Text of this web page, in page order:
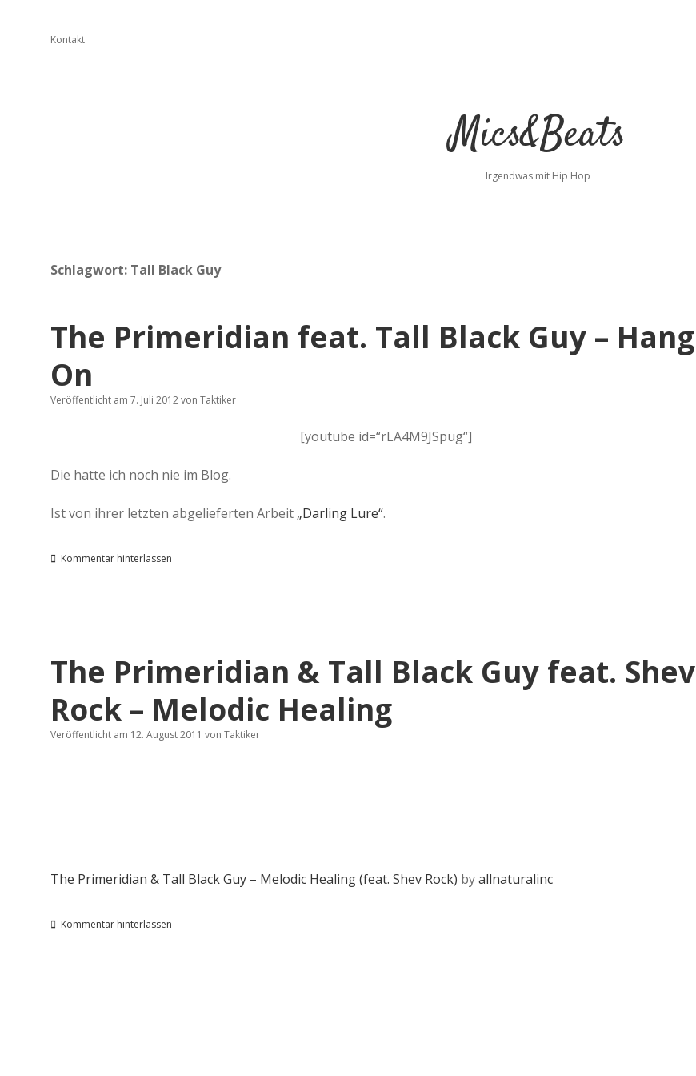
Kontakt
Mics&Beats
Irgendwas mit Hip Hop
Schlagwort: Tall Black Guy
The Primeridian feat. Tall Black Guy – Hang
On
Veröffentlicht am 7. Juli 2012von Taktiker
[youtube id=“rLA4M9JSpug“]
Die hatte ich noch nie im Blog.
Ist von ihrer letzten abgelieferten Arbeit „Darling Lure“.
Kommentar hinterlassen
The Primeridian & Tall Black Guy feat. Shev
Rock – Melodic Healing
Veröffentlicht am 12. August 2011 von Taktiker
The Primeridian & Tall Black Guy – Melodic Healing (feat. Shev Rock) byallnaturalinc
Kommentar hinterlassen